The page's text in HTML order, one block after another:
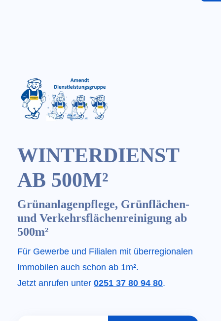
WINTERDIENST
AB 500M²
Grünanlagenpflege, Grünflächen-
und Verkehrsflächenreinigung ab
500m²
Für Gewerbe und Filialen mit überregionalen
Immobilen auch schon ab 1m².
Jetzt anrufen unter 0251 37 80 94 80.